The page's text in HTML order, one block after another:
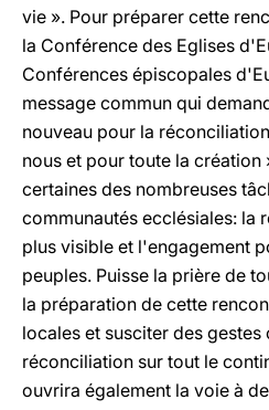
vie ». Pour préparer cette
la Conférence des Eglises
Conférences épiscopales
message commun qui
nouveau pour la
nous et pour toute la création
certaines des nombreuses
communautés ecclésiales: la
plus visible et l'engagement
peuples. Puisse la prière de
la préparation de cette
locales et susciter des gestes
réconciliation sur tout le
ouvrira également la voie à